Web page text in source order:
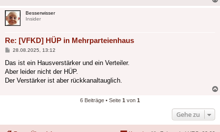
Besserwisser
Insider
Re: [VFKD] HÜP in Mehrparteienhaus
Beitrag
28.08.2025, 13:12
Das ist ein Hausverstärker und ein Verteiler.
Aber leider nicht der HÜP.
Der Verstärker ist aber rückkanaltauglich.
6 Beiträge • Seite 1 von 1
Gehe zu